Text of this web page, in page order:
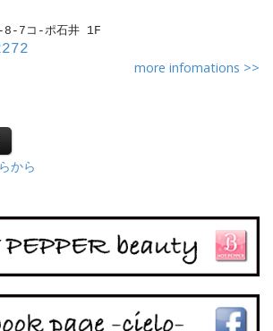
8-7コ-ポ石井 1F
more infomations >>
から